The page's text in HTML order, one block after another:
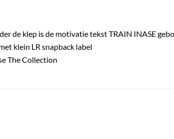
de klep is de motivatie tekst TRAIN INASE
klein LR snapback label
The Collection